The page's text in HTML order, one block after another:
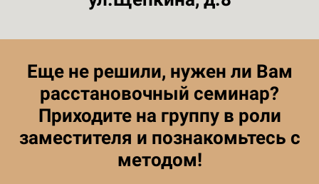
Еще не решили, нужен ли Вам
расстановочный семинар?
Приходите на группу в роли
заместителя и познакомьтесь с
методом!